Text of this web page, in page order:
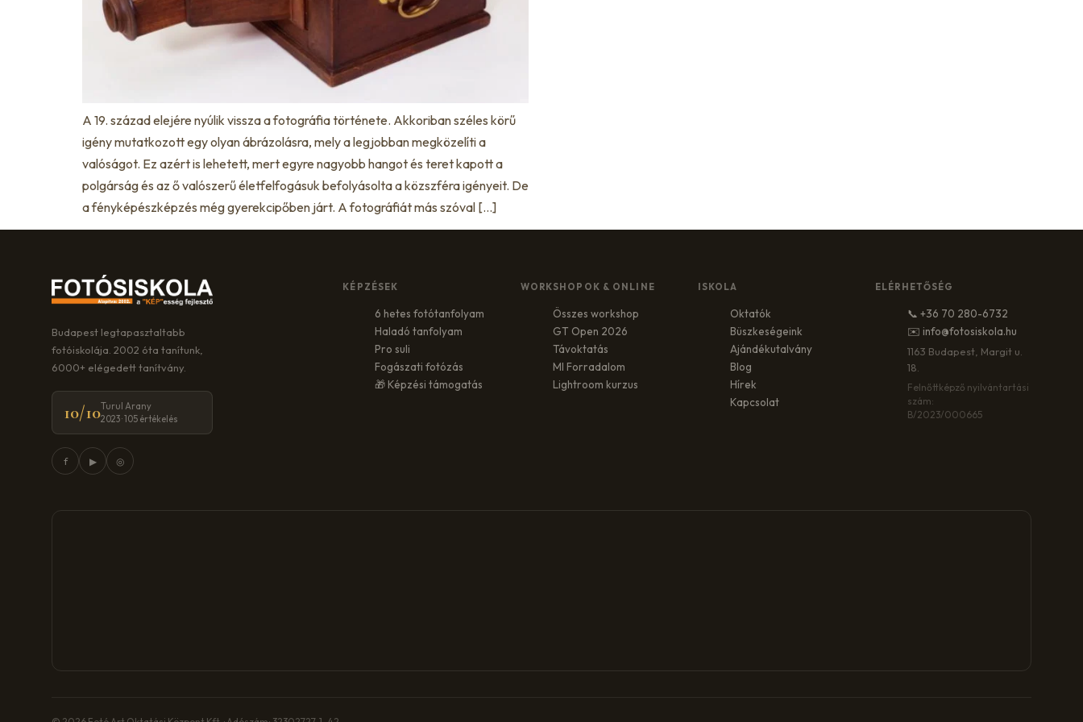
A 19. század elejére nyúlik vissza a fotográfia története. Akkoriban széles körű
igény mutatkozott egy olyan ábrázolásra, mely a legjobban megközelíti a
valóságot. Ez azért is lehetett, mert egyre nagyobb hangot és teret kapott a
polgárság és az ő valószerű életfelfogásuk befolyásolta a közszféra igényeit. De
a fényképészképzés még gyerekcipőben járt. A fotográfiát más szóval […]
Budapest legtapasztaltabb
fotóiskolája. 2002 óta tanítunk,
6000+ elégedett tanítvány.
10/10Turul Arany
2023 · 105 értékelés
f ▶ ◎
KÉPZÉSEK
6 hetes fotótanfolyam
Haladó tanfolyam
Pro suli
Fogászati fotózás
🎁 Képzési támogatás
WORKSHOPOK & ONLINE
Összes workshop
GT Open 2026
Távoktatás
MI Forradalom
Lightroom kurzus
ISKOLA
Oktatók
Büszkeségeink
Ajándékutalvány
Blog
Hírek
Kapcsolat
ELÉRHETŐSÉG
📞 +36 70 280-6732
✉️ info@fotosiskola.hu
1163 Budapest, Margit u.
18.
Felnőttképző nyilvántartási
szám:
B/2023/000665